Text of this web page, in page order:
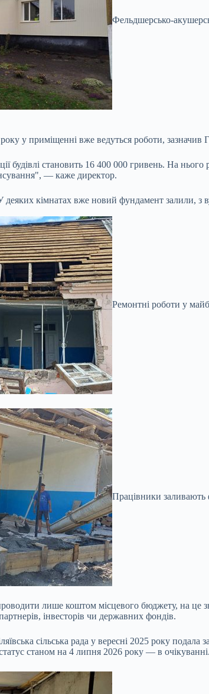
Фельдшерсько-
у приміщенні вже ведуться роботи,
будівлі становить 16 400 000 гривень. На
— каже директор.
кімнатах вже новий фундамент залили,
Ремонтні роботи у
Працівники заливають
лише коштом місцевого бюджету, на це
інвесторів чи державних фондів.
сільська рада у вересні 2025 року
станом на 4 липня 2026 року — в очікуванні.